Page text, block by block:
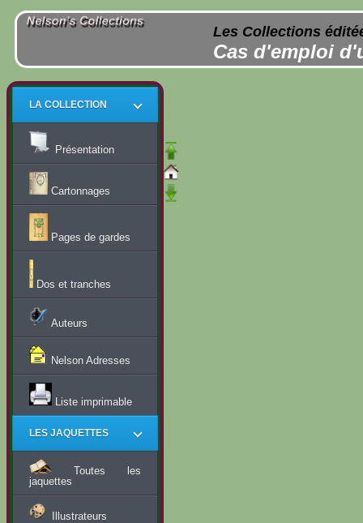
Les Collections
Cas d'emploi
LA COLLECTION
Présentation
Cartonnages
Pages de gardes
Dos et tranches
Auteurs
Nelson Adresses
Liste imprimable
LES JAQUETTES
Toutes les
jaquettes
Illustrateurs